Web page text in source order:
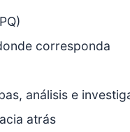
corresponda
análisis e
atrás